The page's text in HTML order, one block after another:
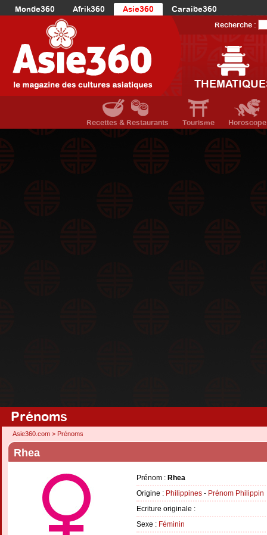
Monde360 Afrik360 Asie360
Caraibe360
Europe360
AmériqueDuNord360
Océanie360
Recherche :
Recettes & Restaurants Tourisme Horoscope
Prénoms
Asie360.com > Prénoms
Rhea
Prénom : Rhea
Origine : Philippines - Prénom Philippin
Ecriture originale :
Sexe : Féminin